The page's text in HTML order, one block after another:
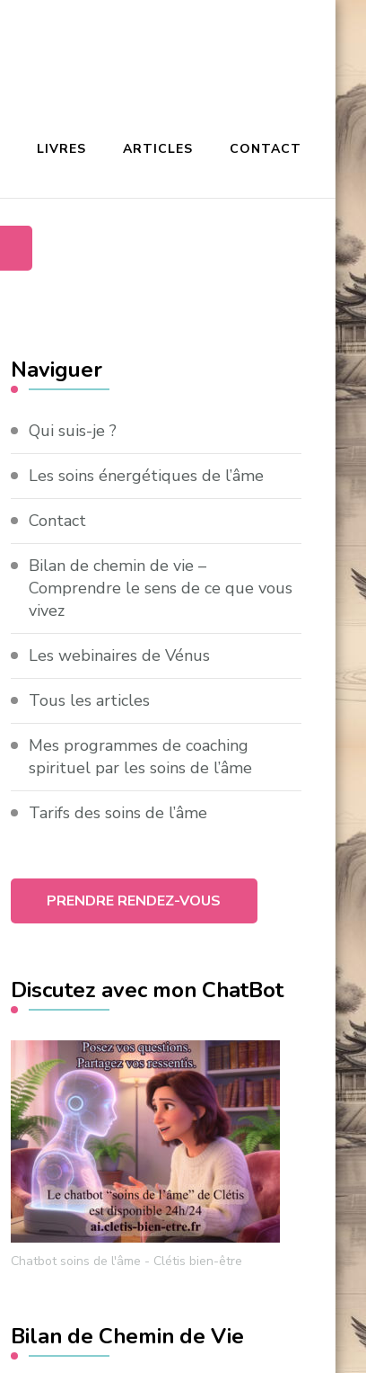
LIVRES ARTICLES CONTACT
Naviguer
Qui suis-je ?
Les soins énergétiques de l’âme
Contact
Bilan de chemin de vie –
Comprendre le sens de ce que vous
vivez
Les webinaires de Vénus
Tous les articles
Mes programmes de coaching
spirituel par les soins de l’âme
Tarifs des soins de l’âme
PRENDRE RENDEZ-VOUS
Discutez avec mon ChatBot
Chatbot soins de l'âme - Clétis bien-être
Bilan de Chemin de Vie